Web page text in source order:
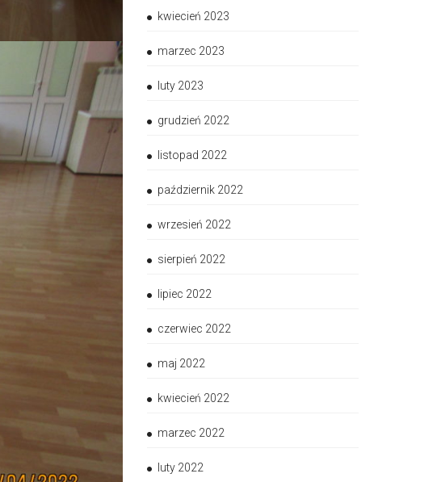
kwiecień 2023
marzec 2023
luty 2023
grudzień 2022
listopad 2022
październik 2022
wrzesień 2022
sierpień 2022
lipiec 2022
czerwiec 2022
maj 2022
kwiecień 2022
marzec 2022
luty 2022